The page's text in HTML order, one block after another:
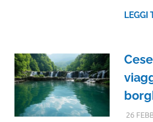
LEGGI
26